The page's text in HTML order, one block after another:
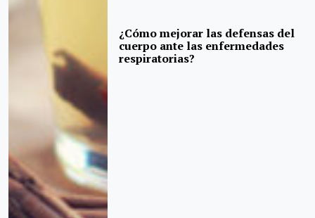
¿Cómo mejorar las defensas del
cuerpo ante las enfermedades
respiratorias?